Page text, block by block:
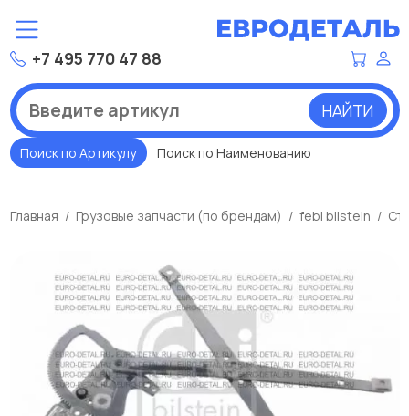
+7 495 770 47 88
НАЙТИ
Поиск по Артикулу Поиск по Наименованию
Главная Грузовые запчасти (по брендам) febi bilstein